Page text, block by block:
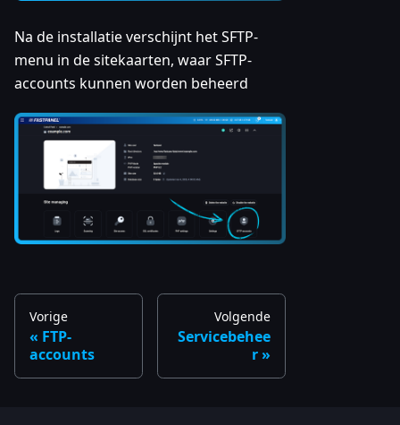
Na de installatie verschijnt het SFTP-
menu in de sitekaarten, waar SFTP-
accounts kunnen worden beheerd
Vorige
FTP-
accounts
Volgende
Servicebehee
r